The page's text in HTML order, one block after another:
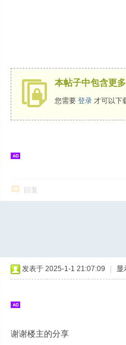
本帖子中包含更
您需要 登录 才可以下
回复
发表于 2025-1-1 21:07:09 显
谢谢楼主的分享